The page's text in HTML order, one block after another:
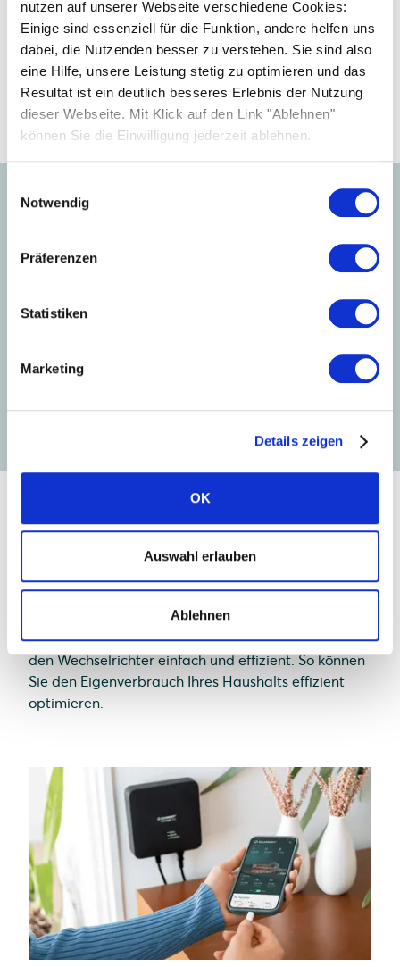
nutzen auf unserer Webseite verschiedene Cookies:
Einige sind essenziell für die Funktion, andere helfen uns
dabei, die Nutzenden besser zu verstehen. Sie sind also
eine Hilfe, unsere Leistung stetig zu optimieren und das
Resultat ist ein deutlich besseres Erlebnis der Nutzung
dieser Webseite. Mit Klick auf den Link "Ablehnen"
können Sie die Einwilligung jederzeit ablehnen.
Notwendig
Präferenzen
Statistiken
Marketing
Details zeigen
OK
Auswahl erlauben
Ablehnen
Kostenloses Angebot
Solarstrom: Der richtige
Wechselrichter macht den
Intelligente Steuerung.
Ihre Energie im Blick.
Mit dem optionalen SOLARWATT Manager steuern
und überwachen Sie Ihr Heimenergiesystem und
den Wechselrichter einfach und effizient. So können
Sie den Eigenverbrauch Ihres Haushalts effizient
optimieren.